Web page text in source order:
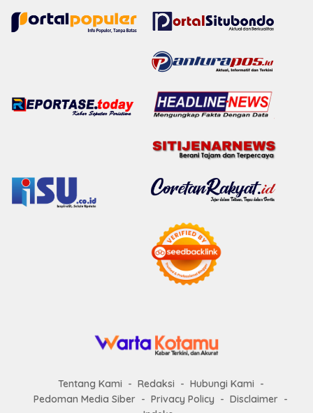
Tentang Kami Redaksi
Hubungi Kami
Pedoman Media Siber
Privacy Policy
Disclaimer